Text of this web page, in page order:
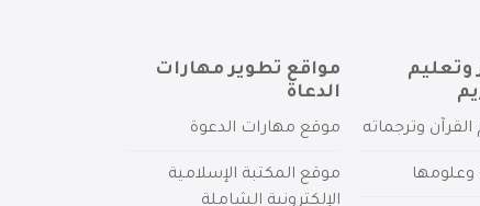
وتعليم
وترجماته
وعلومها
مواقع تطوير مهارات
الدعاة
موقع مهارات الدعوة
موقع المكتبة الإسلامية
الإلكترونية الشاملة